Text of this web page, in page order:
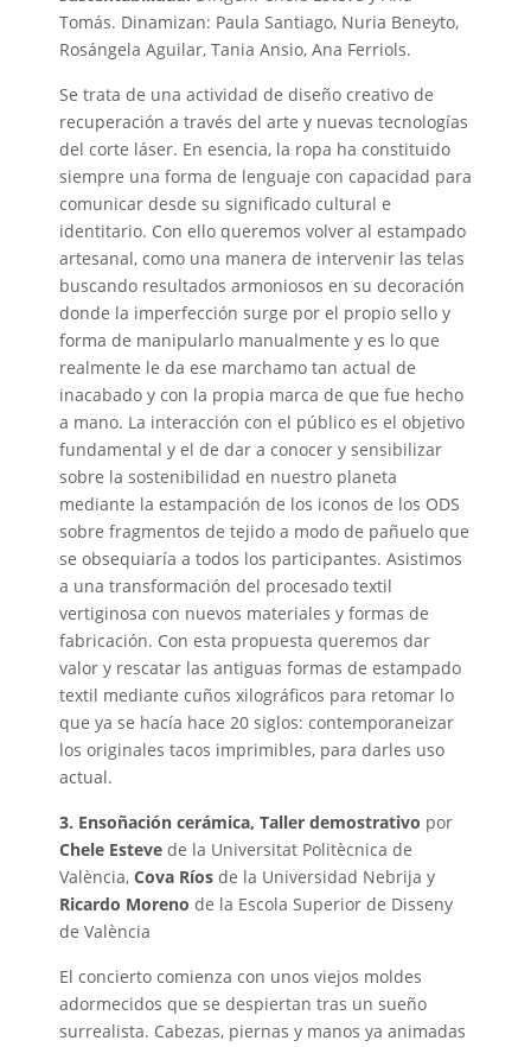
Tomás. Dinamizan: Paula Santiago, Nuria Beneyto,
Rosángela Aguilar, Tania Ansio, Ana Ferriols.
Se trata de una actividad de diseño creativo de
recuperación a través del arte y nuevas tecnologías
del corte láser. En esencia, la ropa ha constituido
siempre una forma de lenguaje con capacidad para
comunicar desde su significado cultural e
identitario. Con ello queremos volver al estampado
artesanal, como una manera de intervenir las telas
buscando resultados armoniosos en su decoración
donde la imperfección surge por el propio sello y
forma de manipularlo manualmente y es lo que
realmente le da ese marchamo tan actual de
inacabado y con la propia marca de que fue hecho
a mano. La interacción con el público es el objetivo
fundamental y el de dar a conocer y sensibilizar
sobre la sostenibilidad en nuestro planeta
mediante la estampación de los iconos de los ODS
sobre fragmentos de tejido a modo de pañuelo que
se obsequiaría a todos los participantes. Asistimos
a una transformación del procesado textil
vertiginosa con nuevos materiales y formas de
fabricación. Con esta propuesta queremos dar
valor y rescatar las antiguas formas de estampado
textil mediante cuños xilográficos para retomar lo
que ya se hacía hace 20 siglos: contemporaneizar
los originales tacos imprimibles, para darles uso
actual.
3. Ensoñación cerámica, Taller demostrativo por
Chele Esteve de la Universitat Politècnica de
València, Cova Ríos de la Universidad Nebrija y
Ricardo Moreno de la Escola Superior de Disseny
de València
El concierto comienza con unos viejos moldes
adormecidos que se despiertan tras un sueño
surrealista. Cabezas, piernas y manos ya animadas